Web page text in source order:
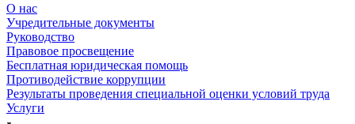
О нас
Учредительные документы
Руководство
Правовое просвещение
Бесплатная юридическая помощь
Противодействие коррупции
Результаты проведения специальной оценки условий труда
Услуги